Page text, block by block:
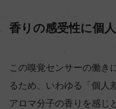
香りの感受性に個
この嗅覚センサーの働き
るため、いわゆる「個人
アロマ分子の香りを感じ